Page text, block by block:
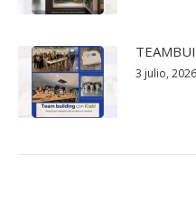
3 julio, 2026